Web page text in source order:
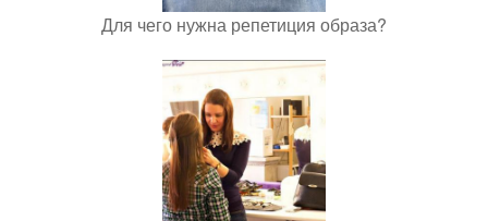
Для чего нужна репетиция образа?